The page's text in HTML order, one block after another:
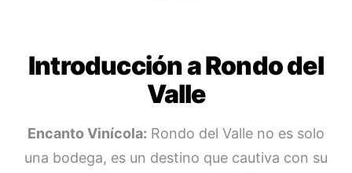
Introducción a Rondo del
Valle
Encanto Vinícola: Rondo del Valle no es solo
una bodega, es un destino que cautiva con su